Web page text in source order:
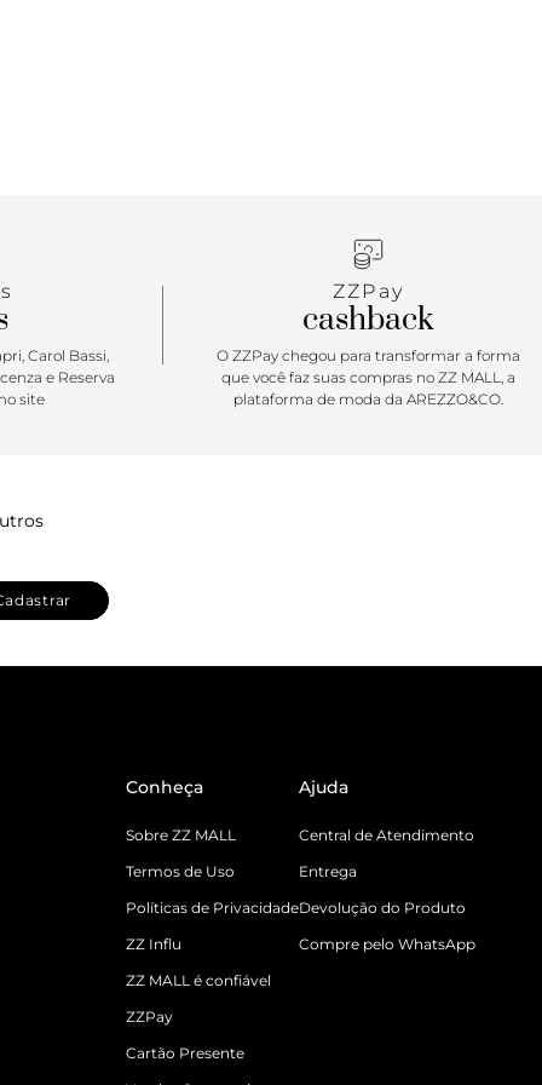
Carol Bassi,
e Reserva
site
ZZPay
cashback
O ZZPay chegou para transformar a forma
que você faz suas compras no ZZ MALL, a
plataforma de moda da AREZZO&CO.
Conheça
Sobre ZZ MALL
Termos de Uso
Políticas de Privacidade
ZZ Influ
ZZ MALL é confiável
ZZPay
Cartão Presente
Ajuda
Central de Atendimento
Entrega
Devolução do Produto
Compre pelo WhatsApp